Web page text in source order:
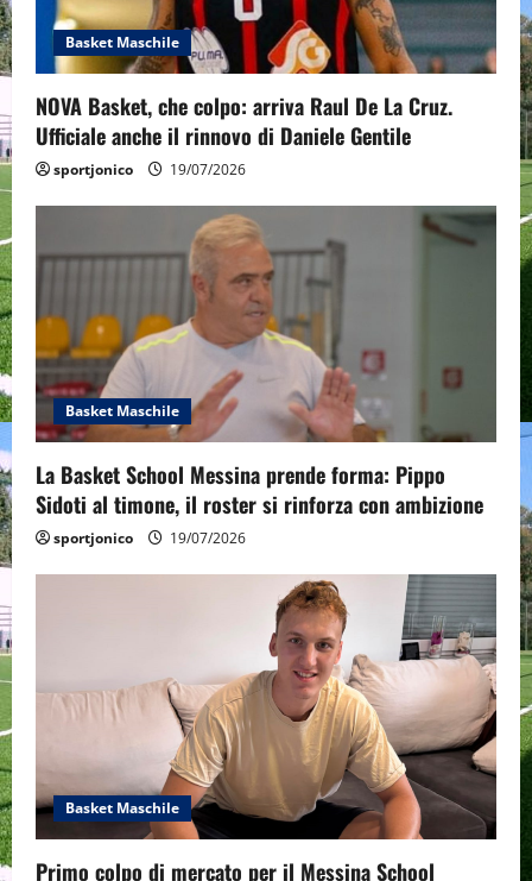
i
o
n
Basket Maschile
NOVA Basket, che colpo: arriva Raul De La Cruz.
Ufficiale anche il rinnovo di Daniele Gentile
sportjonico 19/07/2026
Basket Maschile
La Basket School Messina prende forma: Pippo
Sidoti al timone, il roster si rinforza con ambizione
sportjonico 19/07/2026
Basket Maschile
Primo colpo di mercato per il Messina School